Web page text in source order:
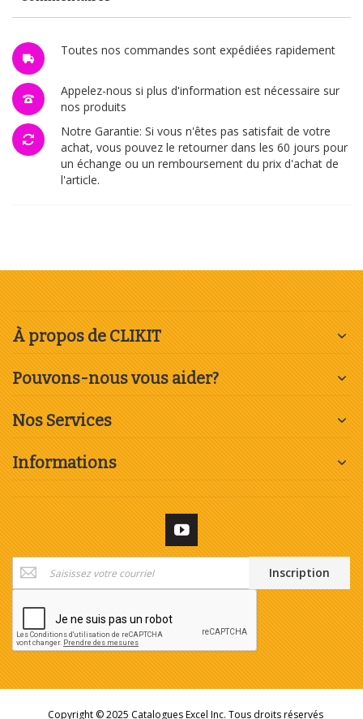
Toutes nos commandes sont expédiées rapidement
Appelez-nous si plus d'information est nécessaire sur
nos produits
Notre Garantie: Si vous n'êtes pas satisfait de votre
achat, vous pouvez le retourner dans les 60 jours pour
un échange ou un remboursement du prix d'achat de
l'article.
À propos de CLIKIT
Pouvons-nous vous aider?
Nos Services
Informations
Inscription
notre
newsletter
Inscription
Copyright © 2025 Catalogues Excel Inc. Tous droits réservés